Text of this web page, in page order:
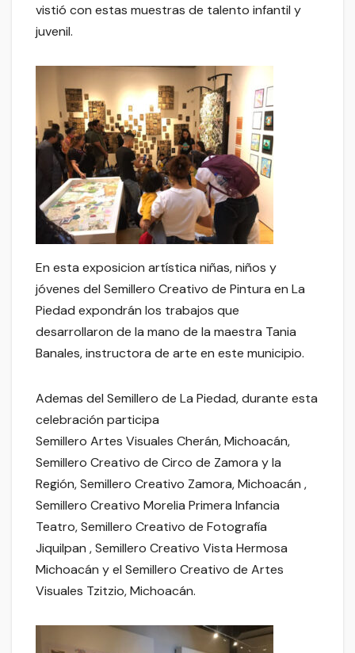
vistió con estas muestras de talento infantil y
juvenil.
En esta exposicion artística niñas, niños y
jóvenes del Semillero Creativo de Pintura en La
Piedad expondrán los trabajos que
desarrollaron de la mano de la maestra Tania
Banales, instructora de arte en este municipio.
Ademas del Semillero de La Piedad, durante esta
celebración participa
Semillero Artes Visuales Cherán, Michoacán,
Semillero Creativo de Circo de Zamora y la
Región, Semillero Creativo Zamora, Michoacán ,
Semillero Creativo Morelia Primera Infancia
Teatro, Semillero Creativo de Fotografía
Jiquilpan , Semillero Creativo Vista Hermosa
Michoacán y el Semillero Creativo de Artes
Visuales Tzitzio, Michoacán.